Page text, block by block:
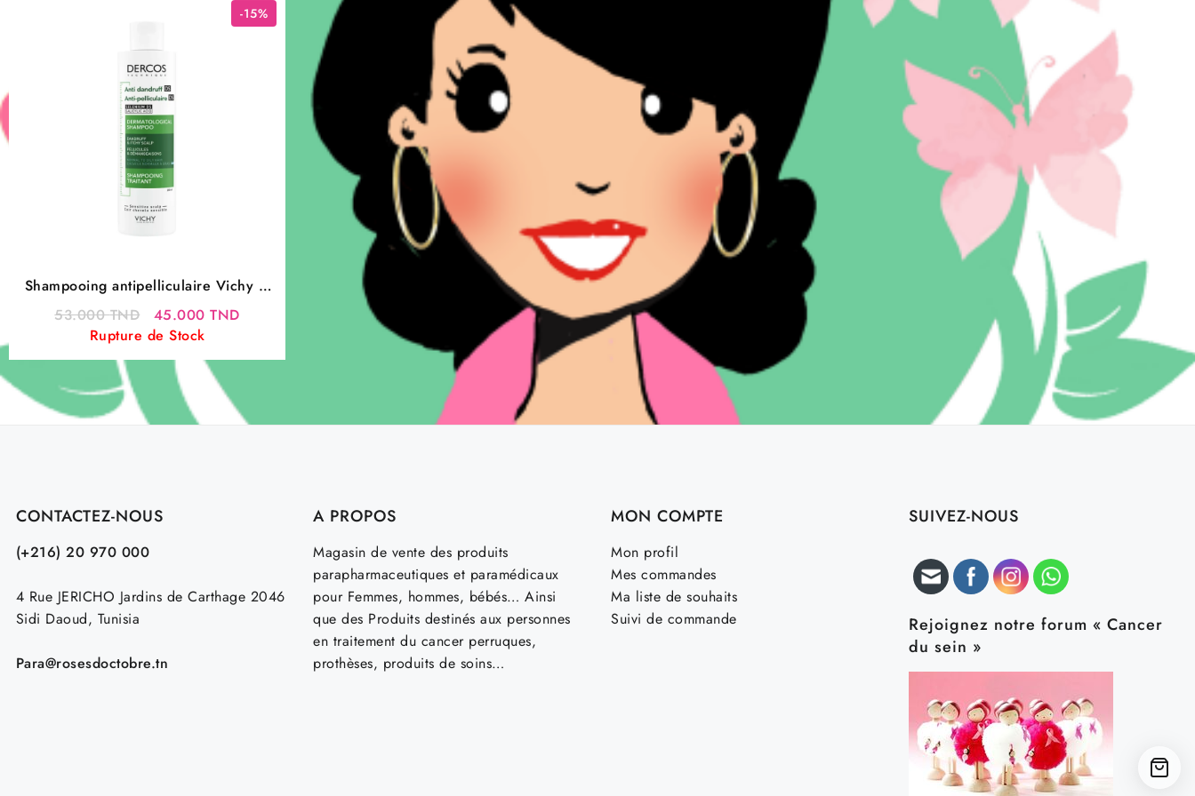
-15%
Shampooing antipelliculaire Vichy –
Dercos Cheveux gras 200 ml
53.000TND
Le
prix
initial
était :
53.000 TND.
45.000TNDLe
actuel
Rupture de Stock
CONTACTEZ-NOUS
(+216) 20 970 000
4 Rue JERICHO Jardins de Carthage 2046
Sidi Daoud, Tunisia
Para@rosesdoctobre.tn
A PROPOS
Magasin de vente des produits
parapharmaceutiques et paramédicaux
pour Femmes, hommes, bébés… Ainsi
que des Produits destinés aux personnes
en traitement du cancer perruques,
prothèses, produits de soins…
MON COMPTE
Mon profil
Mes commandes
Ma liste de souhaits
Suivi de commande
SUIVEZ-NOUS
Rejoignez notre forum « Cancer
du sein »